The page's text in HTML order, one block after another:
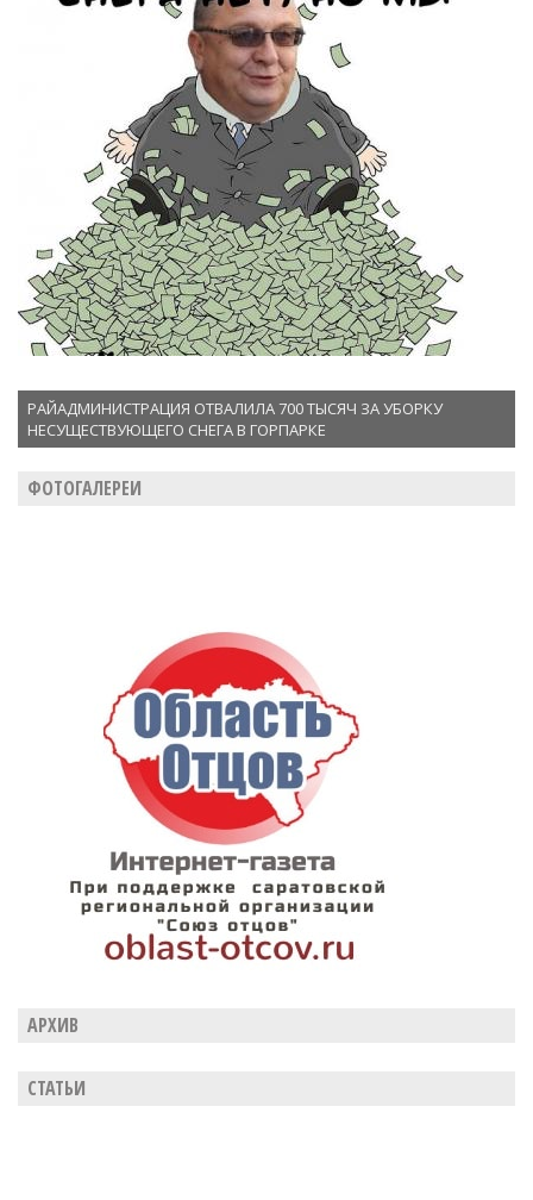
РАЙАДМИНИСТРАЦИЯ ОТВАЛИЛА 700 ТЫСЯЧ ЗА УБОРКУ
НЕСУЩЕСТВУЮЩЕГО СНЕГА В ГОРПАРКЕ
ФОТОГАЛЕРЕИ
АРХИВ
СТАТЬИ